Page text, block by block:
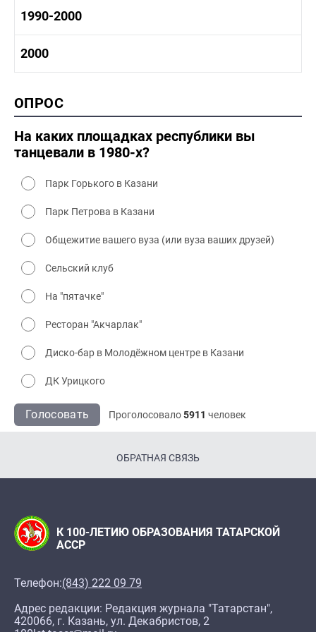
1970 - 1980 быт
1980 -1990 история
1980-1990 культура
1990-2000
1990-2000 культура
2000
2000 промышленность
2000 культура
ОПРОС
На каких площадках республики вы
танцевали в 1980-х?
Парк Горького в Казани
Парк Петрова в Казани
Общежитие вашего вуза (или вуза ваших друзей)
Сельский клуб
На "пятачке"
Ресторан "Акчарлак"
Диско-бар в Молодёжном центре в Казани
ДК Урицкого
Голосовать Проголосовало5911 человек
ОБРАТНАЯ СВЯЗЬ
К 100-ЛЕТИЮ ОБРАЗОВАНИЯ ТАТАРСКОЙ
АССР
Телефон:(843) 222 09 79
Адрес редакции: Редакция журнала "Татарстан",
420066, г. Казань, ул. Декабристов, 2